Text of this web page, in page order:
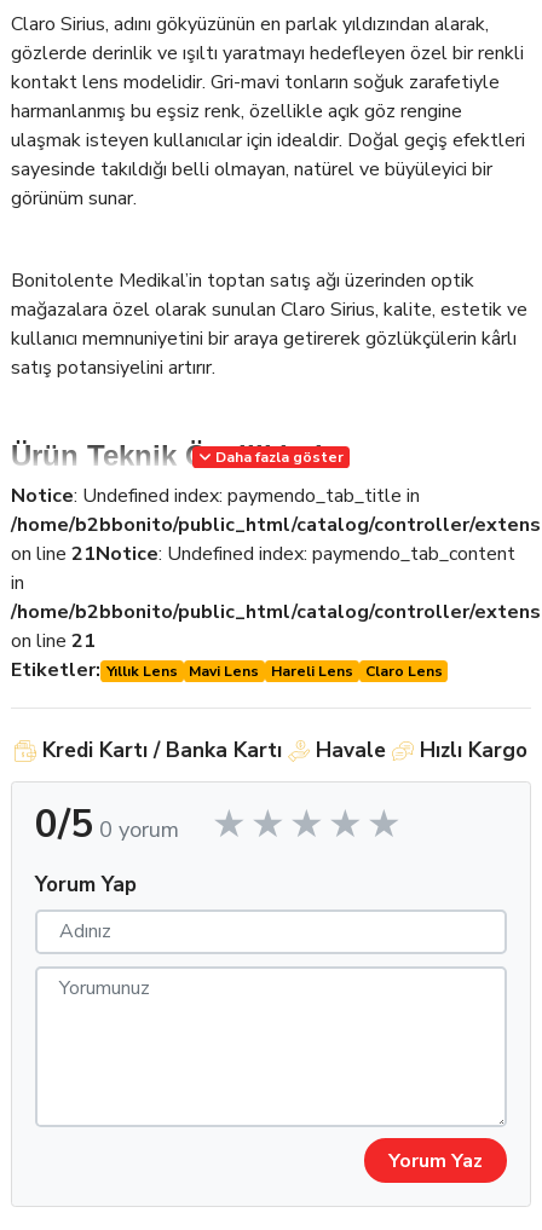
Claro Sirius, adını gökyüzünün en parlak yıldızından alarak,
gözlerde derinlik ve ışıltı yaratmayı hedefleyen özel bir renkli
kontakt lens modelidir. Gri-mavi tonların soğuk zarafetiyle
harmanlanmış bu eşsiz renk, özellikle açık göz rengine
ulaşmak isteyen kullanıcılar için idealdir. Doğal geçiş efektleri
sayesinde takıldığı belli olmayan, natürel ve büyüleyici bir
görünüm sunar.
Bonitolente Medikal’in toptan satış ağı üzerinden optik
mağazalara özel olarak sunulan Claro Sirius, kalite, estetik ve
kullanıcı memnuniyetini bir araya getirerek gözlükçülerin kârlı
satış potansiyelini artırır.
Ürün Teknik Özellikleri
Renk: Gri-Mavi (Soğuk tonlu, doğal geçişli)
Lens Tipi: Renkli – Kozmetik Amaçlı
Kullanım Süresi: Yıllık
Kutu İçeriği: 1 çift (2 adet lens)
Numara Seçeneği: Numarasız (Plano) ve numaralı seçenekler
Materyal: Yumuşak hidrojel teknolojisi (yüksek konfor sağlar)
Su İçeriği: %42
Oksijen Geçirgenliği: Gün boyu konforlu kullanım için optimize
edilmiştir
Uygunluk: Geniş çap ve baz eğrisi aralığı ile farklı göz
yapılarına uyumlu
Kullanıcı Avantajları
Yüksek nem tutma kapasitesiyle kuruluk karşıtı teknoloji
Günlük yaşama ve uzun süreli kullanıma uygun, hafif ve
Daha fazla göster
Notice: Undefined index: paymendo_tab_title in
/home/b2bbonito/public_html/catalog/controller/
on line 21Notice: Undefined index: paymendo_tab_content
in
/home/b2bbonito/public_html/catalog/controller/
on line 21
Etiketler: Yıllık Lens Mavi Lens Hareli Lens Claro Lens
Kredi Kartı / Banka Kartı Havale Hızlı Kargo
0/5 0 yorum
Yorum Yap
Yorum Yaz